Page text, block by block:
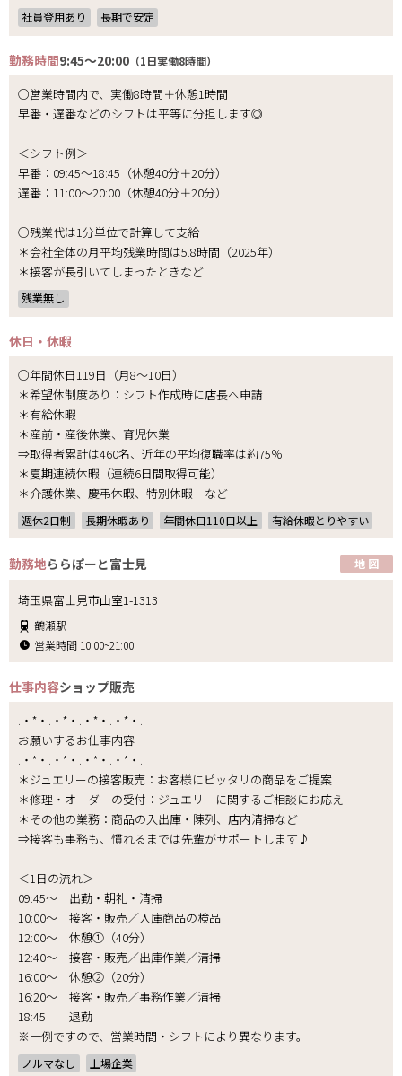
社員登用あり 長期で安定
勤務時間9:45～20:00 （1日実働8時間）
○営業時間内で、実働8時間＋休憩1時間
早番・遅番などのシフトは平等に分担します◎
＜シフト例＞
早番：09:45～18:45（休憩40分＋20分）
遅番：11:00～20:00（休憩40分＋20分）
○残業代は1分単位で計算して支給
＊会社全体の月平均残業時間は5.8時間（2025年）
＊接客が長引いてしまったときなど
残業無し
休日・休暇
○年間休日119日（月8～10日）
＊希望休制度あり：シフト作成時に店長へ申請
＊有給休暇
＊産前・産後休業、育児休業
⇒取得者累計は460名、近年の平均復職率は約75％
＊夏期連続休暇（連続6日間取得可能）
＊介護休業、慶弔休暇、特別休暇 など
週休2日制 長期休暇あり 年間休日110日以上 有給休暇とりやすい
勤務地ららぽーと富士見 地 図
埼玉県富士見市山室1-1313
鶴瀬駅
営業時間 10:00~21:00
仕事内容ショップ販売
.・*・.・*・.・*・.・*・.
お願いするお仕事内容
.・*・.・*・.・*・.・*・.
＊ジュエリーの接客販売：お客様にピッタリの商品をご提案
＊修理・オーダーの受付：ジュエリーに関するご相談にお応え
＊その他の業務：商品の入出庫・陳列、店内清掃など
⇒接客も事務も、慣れるまでは先輩がサポートします♪
＜1日の流れ＞
09:45～ 出勤・朝礼・清掃
10:00～ 接客・販売／入庫商品の検品
12:00～ 休憩①（40分）
12:40～ 接客・販売／出庫作業／清掃
16:00～ 休憩②（20分）
16:20～ 接客・販売／事務作業／清掃
18:45 退勤
※一例ですので、営業時間・シフトにより異なります。
ノルマなし 上場企業